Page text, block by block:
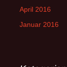
April 2016
Januar 2016